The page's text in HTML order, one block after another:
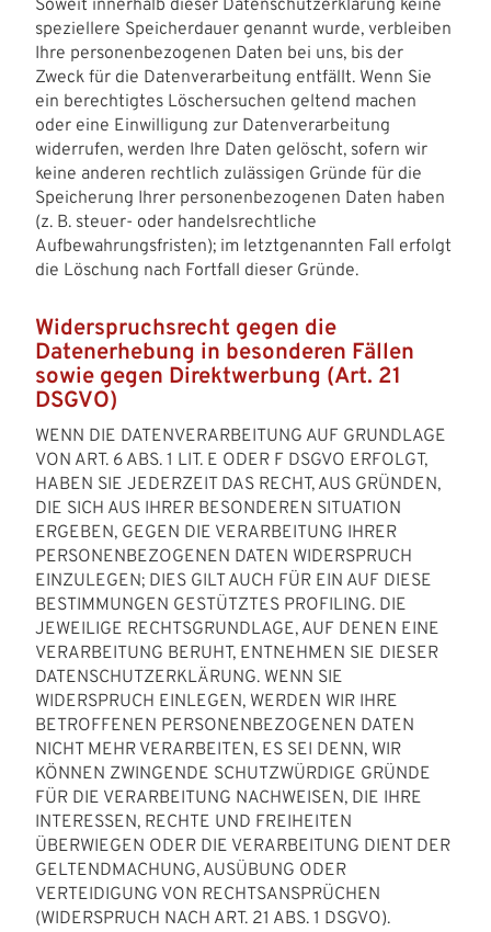
Soweit innerhalb dieser Datenschutzerklärung keine
speziellere Speicherdauer genannt wurde, verbleiben
Ihre personenbezogenen Daten bei uns, bis der
Zweck für die Datenverarbeitung entfällt. Wenn Sie
ein berechtigtes Löschersuchen geltend machen
oder eine Einwilligung zur Datenverarbeitung
widerrufen, werden Ihre Daten gelöscht, sofern wir
keine anderen rechtlich zulässigen Gründe für die
Speicherung Ihrer personenbezogenen Daten haben
(z. B. steuer- oder handelsrechtliche
Aufbewahrungsfristen); im letztgenannten Fall erfolgt
die Löschung nach Fortfall dieser Gründe.
Widerspruchsrecht gegen die
Datenerhebung in besonderen Fällen
sowie gegen Direktwerbung (Art. 21
DSGVO)
WENN DIE DATENVERARBEITUNG AUF GRUNDLAGE
VON ART. 6 ABS. 1 LIT. E ODER F DSGVO ERFOLGT,
HABEN SIE JEDERZEIT DAS RECHT, AUS GRÜNDEN,
DIE SICH AUS IHRER BESONDEREN SITUATION
ERGEBEN, GEGEN DIE VERARBEITUNG IHRER
PERSONENBEZOGENEN DATEN WIDERSPRUCH
EINZULEGEN; DIES GILT AUCH FÜR EIN AUF DIESE
BESTIMMUNGEN GESTÜTZTES PROFILING. DIE
JEWEILIGE RECHTSGRUNDLAGE, AUF DENEN EINE
VERARBEITUNG BERUHT, ENTNEHMEN SIE DIESER
DATENSCHUTZERKLÄRUNG. WENN SIE
WIDERSPRUCH EINLEGEN, WERDEN WIR IHRE
BETROFFENEN PERSONENBEZOGENEN DATEN
NICHT MEHR VERARBEITEN, ES SEI DENN, WIR
KÖNNEN ZWINGENDE SCHUTZWÜRDIGE GRÜNDE
FÜR DIE VERARBEITUNG NACHWEISEN, DIE IHRE
INTERESSEN, RECHTE UND FREIHEITEN
ÜBERWIEGEN ODER DIE VERARBEITUNG DIENT DER
GELTENDMACHUNG, AUSÜBUNG ODER
VERTEIDIGUNG VON RECHTSANSPRÜCHEN
(WIDERSPRUCH NACH ART. 21 ABS. 1 DSGVO).